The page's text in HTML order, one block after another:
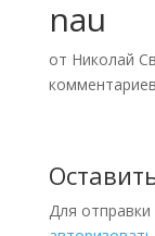
nau
от Николай
комментариев
Для